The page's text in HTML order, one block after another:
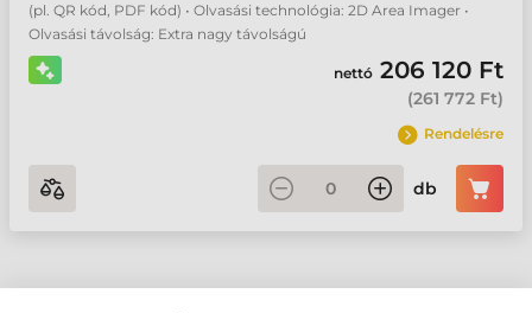
(pl. QR kód, PDF kód) • Olvasási technológia: 2D Area Imager •
Olvasási távolság: Extra nagy távolságú
nettó 206 120 Ft
(261 772 Ft)
Rendelésre
db